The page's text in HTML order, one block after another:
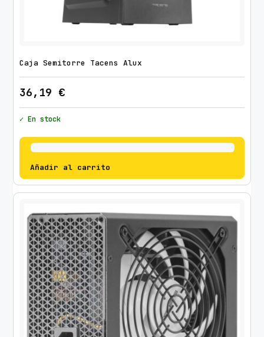
Caja Semitorre Tacens Alux
36,19 €
✓ En stock
Añadir al carrito